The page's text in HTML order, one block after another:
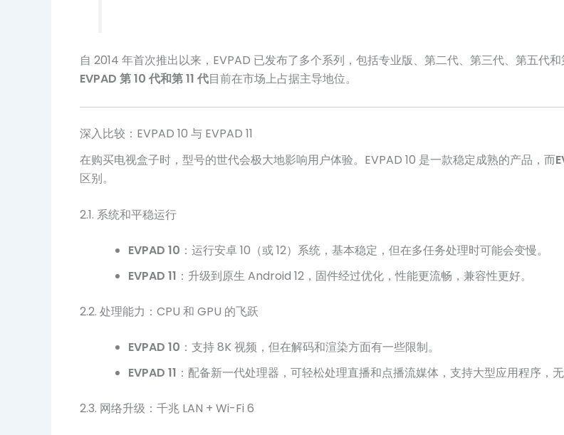
自 2014 年首次推出以来，EVPAD 已发布了多个系列，包括专业版、第二代、第三代、第五代
EVPAD 第 10 代和第 11 代目前在市场上占据主导地位。
深入比较：EVPAD 10 与 EVPAD 11
在购买电视盒子时，型号的世代会极大地影响用户体验。EVPAD 10 是一款稳定成熟的产品，而
区别。
2.1. 系统和平稳运行
EVPAD 10 ：运行安卓 10（或 12）系统，基本稳定，但在多任务处理时可能会变慢。
EVPAD 11 ：升级到原生 Android 12，固件经过优化，性能更流畅，兼容性更好。
2.2. 处理能力：CPU 和 GPU 的飞跃
EVPAD 10 ：支持 8K 视频，但在解码和渲染方面有一些限制。
EVPAD 11 ：配备新一代处理器，可轻松处理直播和点播流媒体，支持大型应用程序，无
2.3. 网络升级：千兆 LAN + Wi-Fi 6